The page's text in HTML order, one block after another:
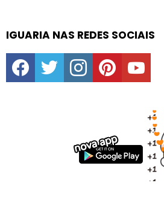
IGUARIA NAS REDES SOCIAIS
facebooktwitter instagrampinterestyoutube